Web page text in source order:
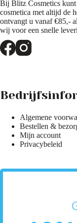
Bij Blitz Cosmetics
cosmetica met altijd de
ontvangt u vanaf €85,-
wij voor een snelle
Algemene
Bestellen &
Mijn account
Privacybeleid